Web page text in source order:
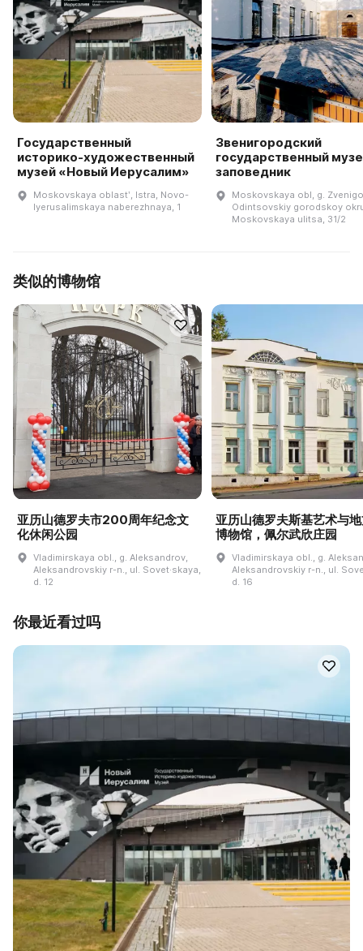
Государственный
историко-художественный
музей «Новый Иерусалим»
Moskovskaya oblastʹ, Istra, Novo-
Iyerusalimskaya naberezhnaya, 1
Звенигородский
государственный
заповедник
Moskovskaya obl, g.
Odintsovskiy gorodskoy
Moskovskaya ulitsa, 31/2
类似的博物馆
亚历山德罗夫市200周年纪念文
化休闲公园
Vladimirskaya obl., g. Aleksandrov,
Aleksandrovskiy r-n., ul. Sovet·skaya,
d. 12
亚历山德罗夫斯基艺术与
博物馆，佩尔武欣庄园
Vladimirskaya obl., g.
Aleksandrovskiy r-n., ul.
d. 16
你最近看过吗